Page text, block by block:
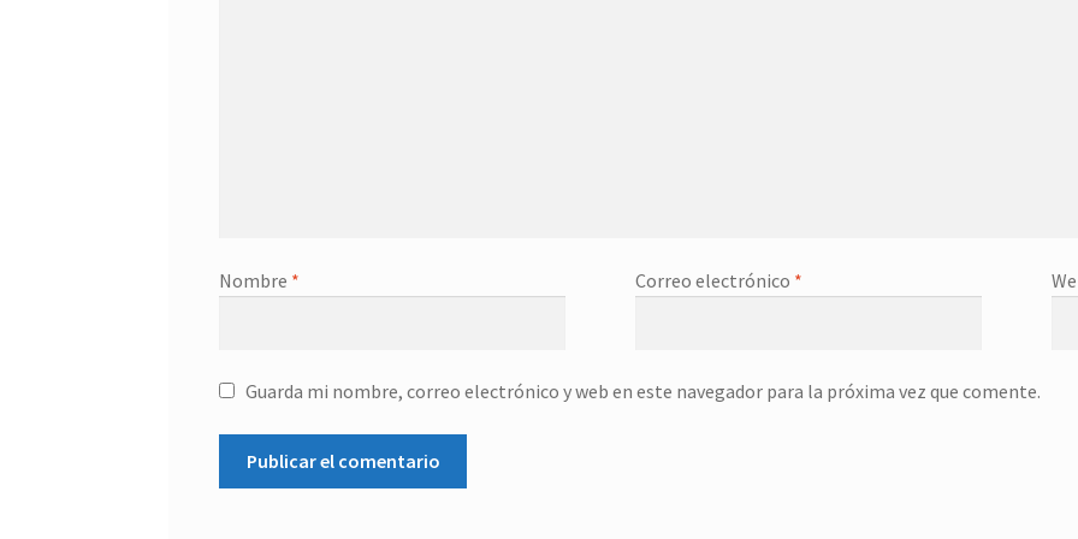
Nombre * Correo electrónico *
Guarda mi nombre, correo electrónico y web en este navegador para la próxima vez que comente.